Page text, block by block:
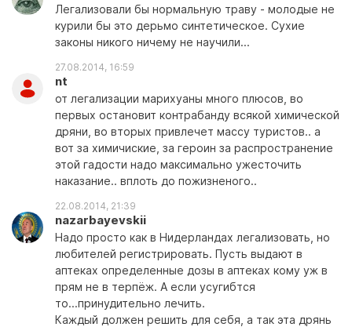
Легализовали бы нормальную траву - молодые не
курили бы это дерьмо синтетическое. Сухие
законы никого ничему не научили...
27.08.2014, 16:59
nt
от легализации марихуаны много плюсов, во
первых остановит контрабанду всякой химической
дряни, во вторых привлечет массу туристов.. а
вот за химичиские, за героин за распространение
этой гадости надо максимально ужесточить
наказание.. вплоть до пожизненого..
22.08.2014, 21:39
nazarbayevskii
Надо просто как в Нидерландах легализовать, но
любителей регистрировать. Пусть выдают в
аптеках определенные дозы в аптеках кому уж в
прям не в терпёж. А если усугибтся
то...принудительно лечить.
Каждый должен решить для себя, а так эта дрянь